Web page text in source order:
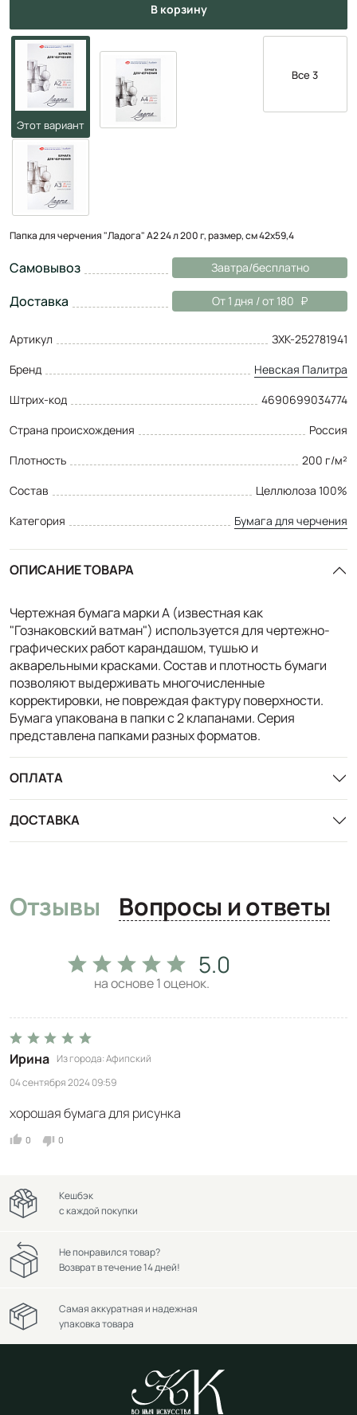
в корзину
Все 3
Папка для черчения "Ладога" А2 24 л 200 г, размер, см 42х59,4
Самовывоз Завтра/бесплатно
Доставка От 1 дня / от 180
Артикул
ЗХК-252781941
Бренд
Невская Палитра
Штрих-код
4690699034774
Страна происхождения
Россия
Плотность
200 г/м²
Состав
Целлюлоза 100%
Категория
Бумага для черчения
ОПИСАНИЕ ТОВАРА
Чертежная бумага марки А (известная как
"Гознаковский ватман") используется для чертежно-
графических работ карандашом, тушью и
акварельными красками. Состав и плотность бумаги
позволяют выдерживать многочисленные
корректировки, не повреждая фактуру поверхности.
Бумага упакована в папки с 2 клапанами. Серия
представлена папками разных форматов.
ОПЛАТА
ДОСТАВКА
Отзывы Вопросы и ответы
5.0
на основе1оценок.
Ирина Из города Афипский
04 сентября 2024 09:59
хорошая бумага для рисунка
0 0
Кешбэк
с каждой покупки
Не понравился товар?
Возврат в течение 14 дней!
Самая аккуратная и надежная
упаковка товара